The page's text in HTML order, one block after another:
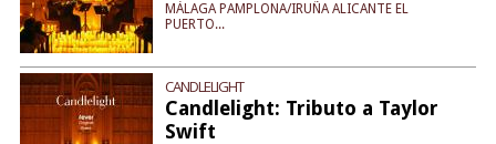
MÁLAGA PAMPLONA/IRUÑA ALICANTE EL
PUERTO...
CANDLELIGHT
Candlelight: Tributo a Taylor
Swift